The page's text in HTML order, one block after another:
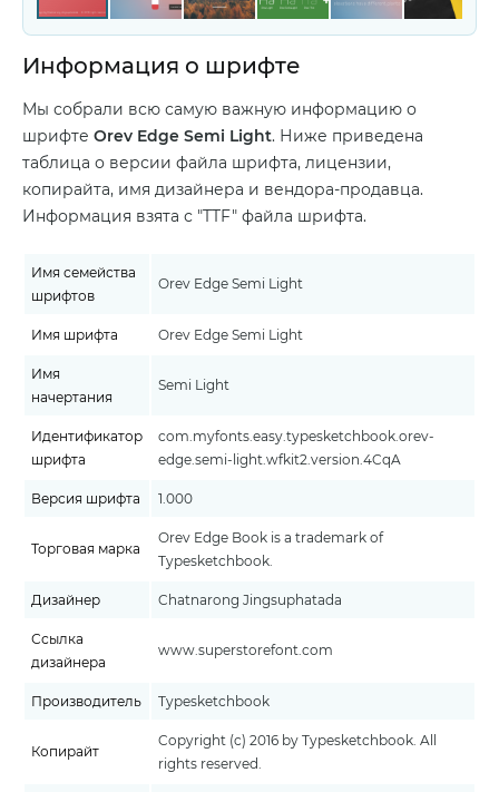
Информация о шрифте
Мы собрали всю самую важную информацию о
шрифте Orev Edge Semi Light. Ниже приведена
таблица о версии файла шрифта, лицензии,
копирайта, имя дизайнера и вендора-продавца.
Информация взята с "TTF" файла шрифта.
Имя семейства
шрифтов
Orev Edge Semi Light
Имя шрифта Orev Edge Semi Light
Имя
начертания
Semi Light
Идентификатор
шрифта
com.myfonts.easy.typesketchbook.orev-
edge.semi-light.wfkit2.version.4CqA
Версия шрифта 1.000
Торговая марка
Orev Edge Book is a trademark of
Typesketchbook.
Дизайнер Chatnarong Jingsuphatada
Ссылка
дизайнера
www.superstorefont.com
Производитель Typesketchbook
Копирайт
Copyright (c) 2016 by Typesketchbook. All
rights reserved.